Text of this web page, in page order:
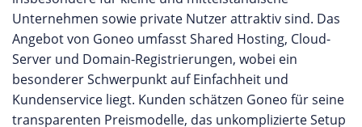
Unternehmen sowie private Nutzer attraktiv sind. Das
Angebot von Goneo umfasst Shared Hosting, Cloud-
Server und Domain-Registrierungen, wobei ein
besonderer Schwerpunkt auf Einfachheit und
Kundenservice liegt. Kunden schätzen Goneo für seine
transparenten Preismodelle, das unkomplizierte Setup